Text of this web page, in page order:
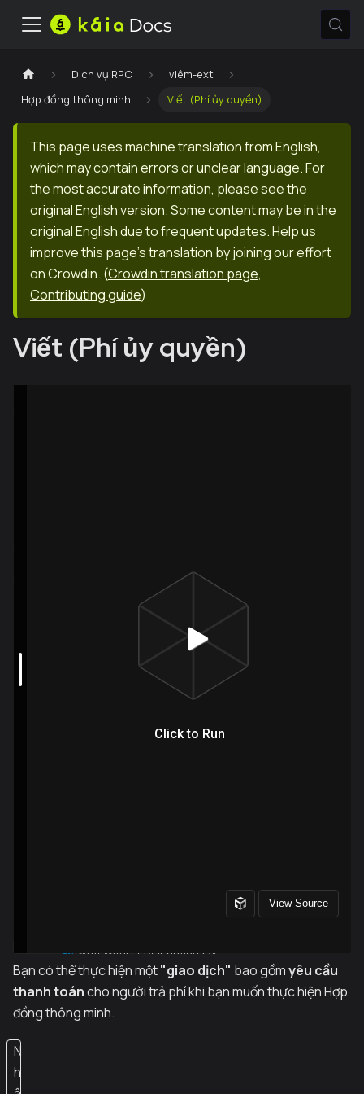
Dịch vụ RPC
viêm-ext
Hợp đồng thông minh
Viết (Phí ủy quyền)
This page uses machine translation from English,
which may contain errors or unclear language. For
the most accurate information, please see the
original English version. Some content may be in the
original English due to frequent updates. Help us
improve this page's translation by joining our effort
on Crowdin. (Crowdin translation page,
Contributing guide)
Viết (Phí ủy quyền)
Bạn có thể thực hiện một"giao dịch" bao gồmyêu cầu
thanh toáncho người trả phí khi bạn muốn thực hiện Hợp
đồng thông minh.
N
h